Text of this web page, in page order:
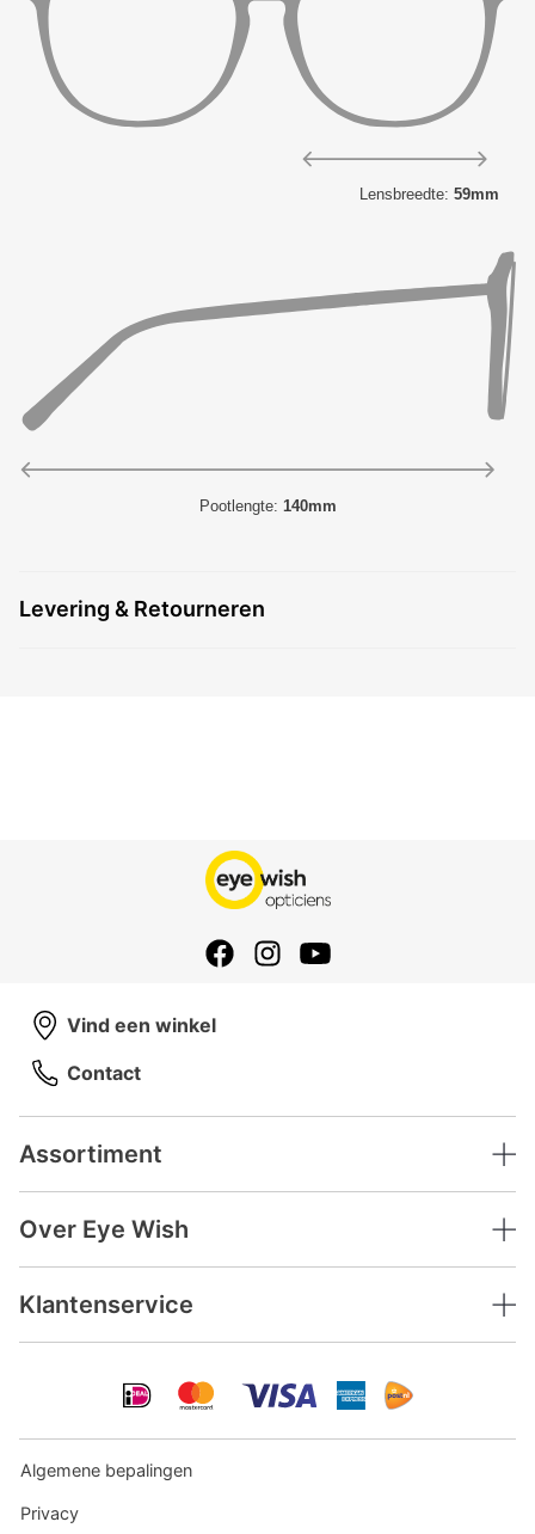
Lensbreedte: 59mm
Pootlengte: 140mm
Levering & Retourneren
Assortiment
Over Eye Wish
Klantenservice
Vind een winkel
Contact
Algemene bepalingen
Privacy